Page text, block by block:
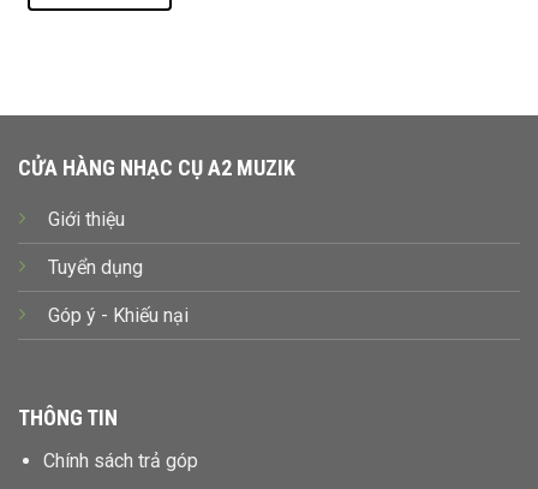
CỬA HÀNG NHẠC CỤ A2 MUZIK
Giới thiệu
Tuyển dụng
Góp ý - Khiếu nại
THÔNG TIN
Chính sách trả góp